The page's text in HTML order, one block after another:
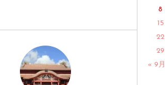
8
15
22
29
« 9月